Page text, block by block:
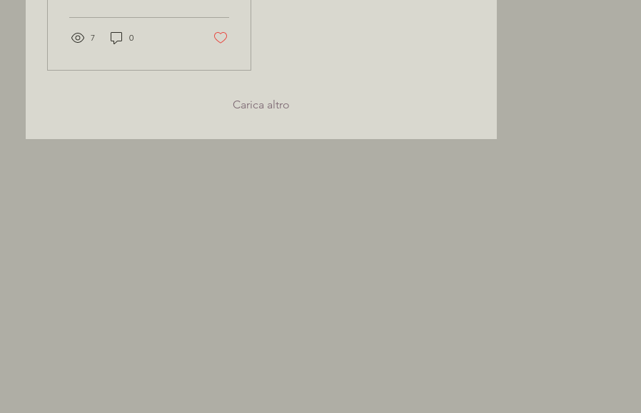
MOHLWERK
einzigartig ist.
7 0
Carica altro